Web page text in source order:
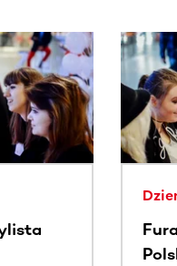
w poziomie. Użyj